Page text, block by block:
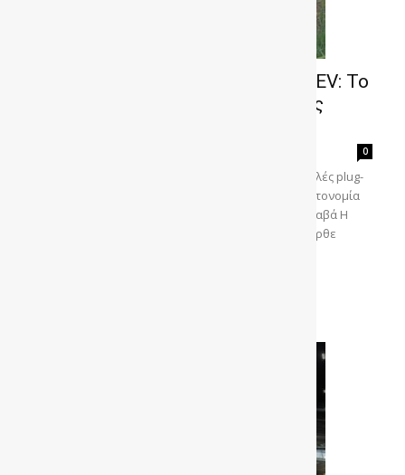
Δοκιμή LEAPMOTOR C10 Hybrid EV: Το
SUV «έκπληξη» με αυτονομία έως
0
Οδηγούμε το LEAPMOTOR C10 Hybrid EV, το πολυτελές plug-
in hybrid SUV που κινείται σαν ηλεκτρικό αλλά η αυτονομία
του πλησιάζει τα 1.000 χιλιόμετρα. Του Ηλία Ματζαβά Η
LEAPMOTOR είναι μια εταιρεία που ξεκάθαρα δεν ήρθε